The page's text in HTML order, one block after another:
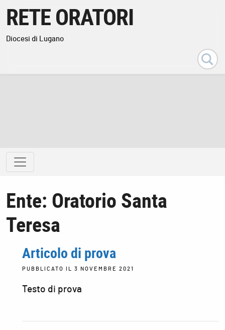
RETE ORATORI
Diocesi di Lugano
Ente: Oratorio Santa
Teresa
Articolo di prova
PUBBLICATO IL 3 NOVEMBRE 2021
Testo di prova